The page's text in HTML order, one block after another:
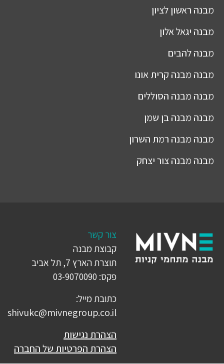
מבנה ראשון לציון
מבנה יגאל אלון
מבנהלהבים
מבנה מבנה קרית אונו
מבנה מבנה הסוללים
מבנה מבנה בן שמן
מבנה מבנה רמת השרון
מבנה מבנה צור יצחק
צור קשר
קבוצת מבנה
תוצרת הארץ 7, תל אביב
פקס: 03-9070090
כתובת מייל:
shivukc@mivnegroup.co.il
הצהרת נגישות
הצהרת הפרטיות של החברה